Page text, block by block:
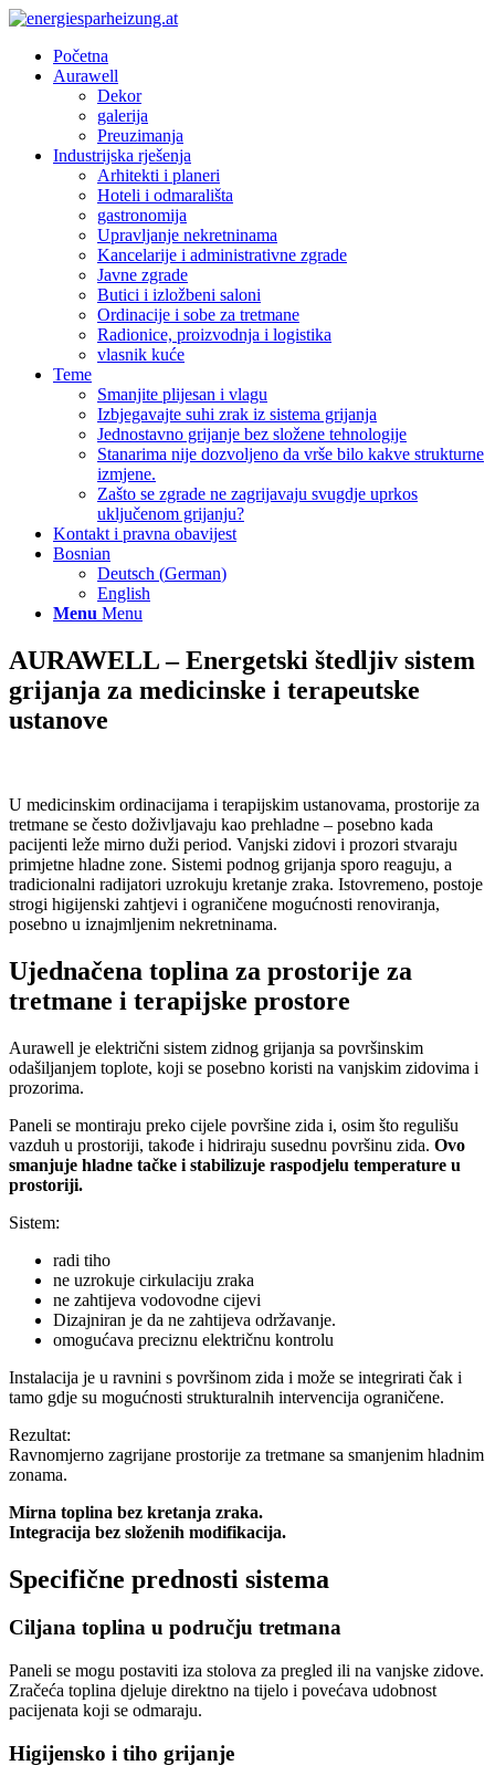
Početna
Aurawell
Dekor
galerija
Preuzimanja
Industrijska rješenja
Arhitekti i planeri
Hoteli i odmarališta
gastronomija
Upravljanje nekretninama
Kancelarije i administrativne zgrade
Javne zgrade
Butici i izložbeni saloni
Ordinacije i sobe za tretmane
Radionice, proizvodnja i logistika
vlasnik kuće
Teme
Smanjite plijesan i vlagu
Izbjegavajte suhi zrak iz sistema grijanja
Jednostavno grijanje bez složene tehnologije
Stanarima nije dozvoljeno da vrše bilo kakve strukturne
izmjene.
Zašto se zgrade ne zagrijavaju svugdje uprkos
uključenom grijanju?
Kontakt i pravna obavijest
Bosnian
Deutsch (German)
English
Menu Menu
AURAWELL – Energetski štedljiv sistem
grijanja za medicinske i terapeutske
ustanove
U medicinskim ordinacijama i terapijskim ustanovama, prostorije za
tretmane se često doživljavaju kao prehladne – posebno kada
pacijenti leže mirno duži period. Vanjski zidovi i prozori stvaraju
primjetne hladne zone. Sistemi podnog grijanja sporo reaguju, a
tradicionalni radijatori uzrokuju kretanje zraka. Istovremeno, postoje
strogi higijenski zahtjevi i ograničene mogućnosti renoviranja,
posebno u iznajmljenim nekretninama.
Ujednačena toplina za prostorije za
tretmane i terapijske prostore
Aurawell je električni sistem zidnog grijanja sa površinskim
odašiljanjem toplote, koji se posebno koristi na vanjskim zidovima i
prozorima.
Paneli se montiraju preko cijele površine zida i, osim što regulišu
vazduh u prostoriji, takođe i hidriraju susednu površinu zida. Ovo
smanjuje hladne tačke i stabilizuje raspodjelu temperature u
prostoriji.
Sistem:
radi tiho
ne uzrokuje cirkulaciju zraka
ne zahtijeva vodovodne cijevi
Dizajniran je da ne zahtijeva održavanje.
omogućava preciznu električnu kontrolu
Instalacija je u ravnini s površinom zida i može se integrirati čak i
tamo gdje su mogućnosti strukturalnih intervencija ograničene.
Rezultat:
Ravnomjerno zagrijane prostorije za tretmane sa smanjenim hladnim
zonama.
Mirna toplina bez kretanja zraka.
Integracija bez složenih modifikacija.
Specifične prednosti sistema
Ciljana toplina u području tretmana
Paneli se mogu postaviti iza stolova za pregled ili na vanjske zidove.
Zračeća toplina djeluje direktno na tijelo i povećava udobnost
pacijenata koji se odmaraju.
Higijensko i tiho grijanje